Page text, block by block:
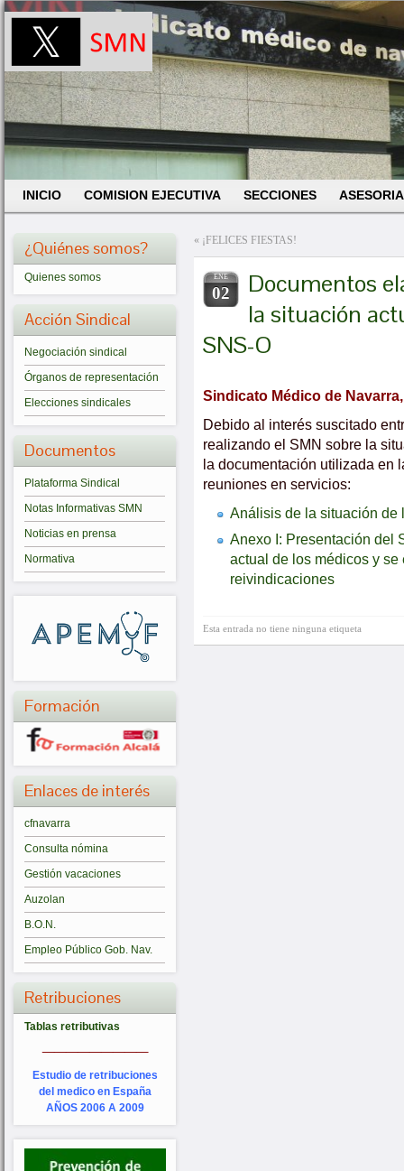
INICIO COMISION EJECUTIVA SECCIONES
¿Quiénes somos?
Quienes somos
Acción Sindical
Negociación sindical
Órganos de representación
Elecciones sindicales
Documentos
Plataforma Sindical
Notas Informativas SMN
Noticias en prensa
Normativa
Formación
Enlaces de interés
cfnavarra
Consulta nómina
Gestión vacaciones
Auzolan
B.O.N.
Empleo Público Gob. Nav.
Retribuciones
Tablas retributivas
Estudio de retribuciones
del medico en España
AÑOS 2006 A 2009
« ¡FELICES FIESTAS!
ENE
02
Documentos
la situación
SNS-O
Sindicato Médico de
Debido al interés suscitado
realizando el SMN sobre la
la documentación utilizada en
reuniones en servicios:
Análisis de la situación de
Anexo I: Presentación del
actual de los médicos y
reivindicaciones
Esta entrada no tiene ninguna etiqueta